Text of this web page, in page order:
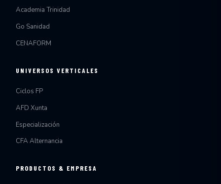
Academia Trinidad
Go Sanidad
CENAFORM
UNIVERSOS VERTICALES
Ciclos FP
AFD Xunta
Especialización
CFA Alternancia
PRODUCTOS & EMPRESA